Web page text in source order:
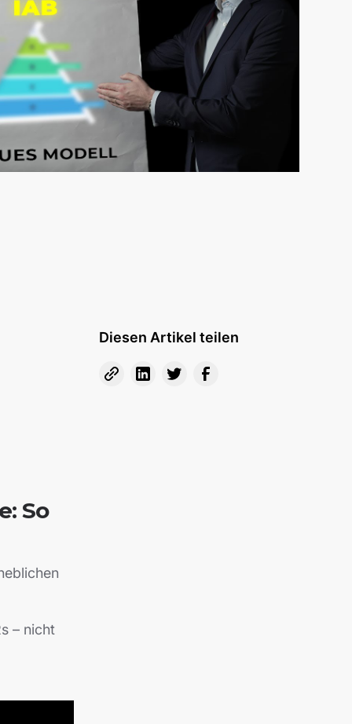
So
– nicht
Diesen Artikel teilen